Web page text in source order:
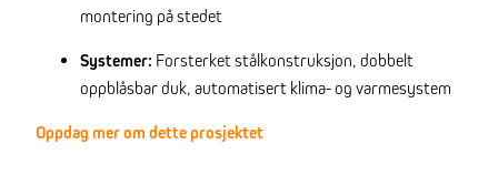
montering på stedet
Systemer: Forsterket stålkonstruksjon, dobbelt
oppblåsbar duk, automatisert klima- og varmesystem
Oppdag mer om dette prosjektet